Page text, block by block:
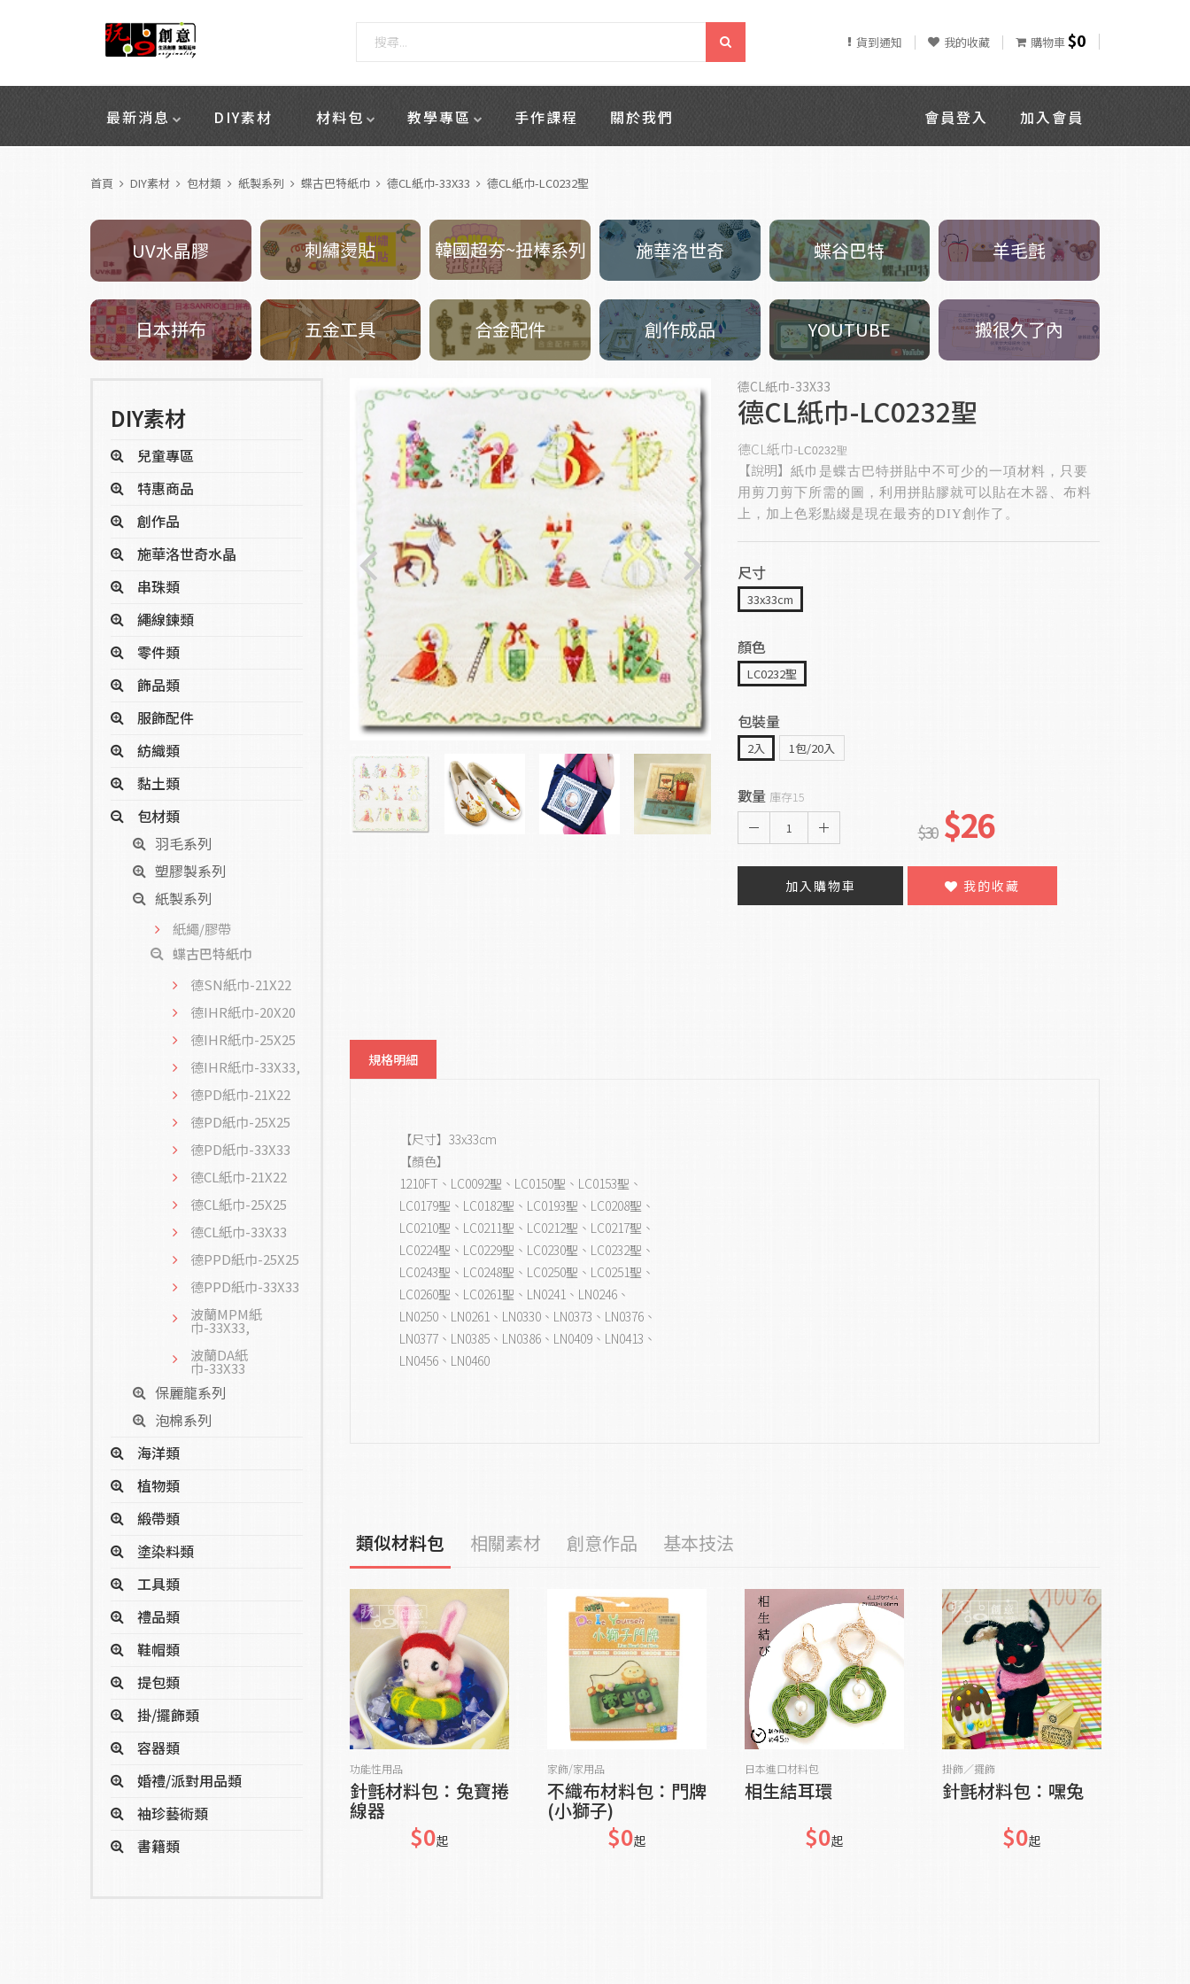
貨到通知 我的收藏 購物車$0
最新消息 DIY素材 材料包 教學專區 手作課程 關於我們 會員登入 加入會員
首頁 DIY素材 包材類 紙製系列 蝶古巴特紙巾 德CL紙巾-33X33 德CL紙巾-LC0232聖
UV水晶膠 刺繡燙貼 韓國超夯~扭棒系列 施華洛世奇 蝶谷巴特 羊毛氈
日本拼布 五金工具 合金配件 創作成品 YOUTUBE 搬很久了內
德CL紙巾-33X33
德CL紙巾-LC0232聖
德CL紙巾-LC0232聖
【說明】紙巾是蝶古巴特拼貼中不可少的一項材料，只要
用剪刀剪下所需的圖，利用拼貼膠就可以貼在木器、布料
上，加上色彩點綴是現在最夯的DIY創作了。
尺寸
33x33cm
顏色
LC0232聖
包裝量
2入 1包/20入
數量 庫存15
1 $30 $26
加入購物車 我的收藏
規格明細
【尺寸】33x33cm
【顏色】
1210FT、LC0092聖、LC0150聖、LC0153聖、
LC0179聖、LC0182聖、LC0193聖、LC0208聖、
LC0210聖、LC0211聖、LC0212聖、LC0217聖、
LC0224聖、LC0229聖、LC0230聖、LC0232聖、
LC0243聖、LC0248聖、LC0250聖、LC0251聖、
LC0260聖、LC0261聖、LN0241、LN0246、
LN0250、LN0261、LN0330、LN0373、LN0376、
LN0377、LN0385、LN0386、LN0409、LN0413、
LN0456、LN0460
類似材料包 相關素材 創意作品 基本技法
功能性用品
針氈材料包：兔寶捲
線器
$0起
家飾/家用品
不織布材料包：門牌
(小獅子)
$0起
貨到通知我
日本進口材料包
相生結耳環
$0起
掛飾／擺飾
針氈材料包：嘿兔
$0起
DIY素材
兒童專區
特惠商品
創作品
施華洛世奇水晶
串珠類
繩線鍊類
零件類
飾品類
服飾配件
紡織類
黏土類
包材類
羽毛系列
塑膠製系列
紙製系列
紙繩/膠帶
蝶古巴特紙巾
德SN紙巾-21X22
德IHR紙巾-20X20
德IHR紙巾-25X25
德IHR紙巾-33X33,
德PD紙巾-21X22
德PD紙巾-25X25
德PD紙巾-33X33
德CL紙巾-21X22
德CL紙巾-25X25
德CL紙巾-33X33
德PPD紙巾-25X25
德PPD紙巾-33X33
波蘭MPM紙
巾-33X33,
波蘭DA紙
巾-33X33
保麗龍系列
泡棉系列
海洋類
植物類
緞帶類
塗染料類
工具類
禮品類
鞋帽類
提包類
掛/擺飾類
容器類
婚禮/派對用品類
袖珍藝術類
書籍類